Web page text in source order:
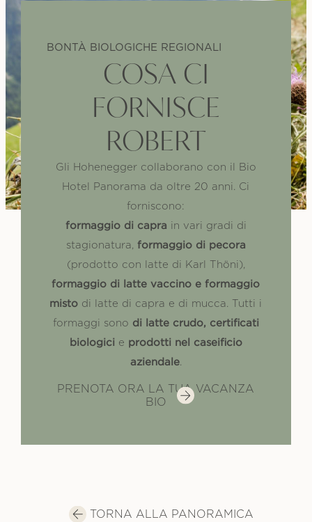
BONTÀ BIOLOGICHE REGIONALI
COSA CI
FORNISCE
ROBERT
Gli Hohenegger collaborano con il Bio
Hotel Panorama da oltre 20 anni. Ci
forniscono:
formaggio di capra in vari gradi di
stagionatura, formaggio di pecora
(prodotto con latte di Karl Thöni),
formaggio di latte vaccino e formaggio
misto di latte di capra e di mucca. Tutti i
formaggi sono di latte crudo, certificati
biologici e prodotti nel caseificio
aziendale.
PRENOTA ORA LA TUA VACANZA
BIO
TORNA ALLA PANORAMICA